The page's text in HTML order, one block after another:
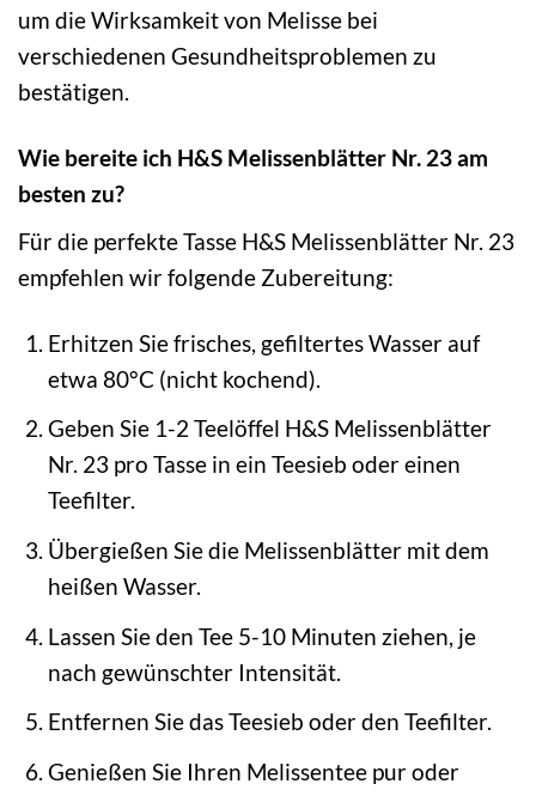
um die Wirksamkeit von Melisse bei
verschiedenen Gesundheitsproblemen zu
bestätigen.
Wie bereite ich H&S Melissenblätter Nr. 23 am
besten zu?
Für die perfekte Tasse H&S Melissenblätter Nr. 23
empfehlen wir folgende Zubereitung:
Erhitzen Sie frisches, gefiltertes Wasser auf
etwa 80°C (nicht kochend).
Geben Sie 1-2 Teelöffel H&S Melissenblätter
Nr. 23 pro Tasse in ein Teesieb oder einen
Teefilter.
Übergießen Sie die Melissenblätter mit dem
heißen Wasser.
Lassen Sie den Tee 5-10 Minuten ziehen, je
nach gewünschter Intensität.
Entfernen Sie das Teesieb oder den Teefilter.
Genießen Sie Ihren Melissentee pur oder